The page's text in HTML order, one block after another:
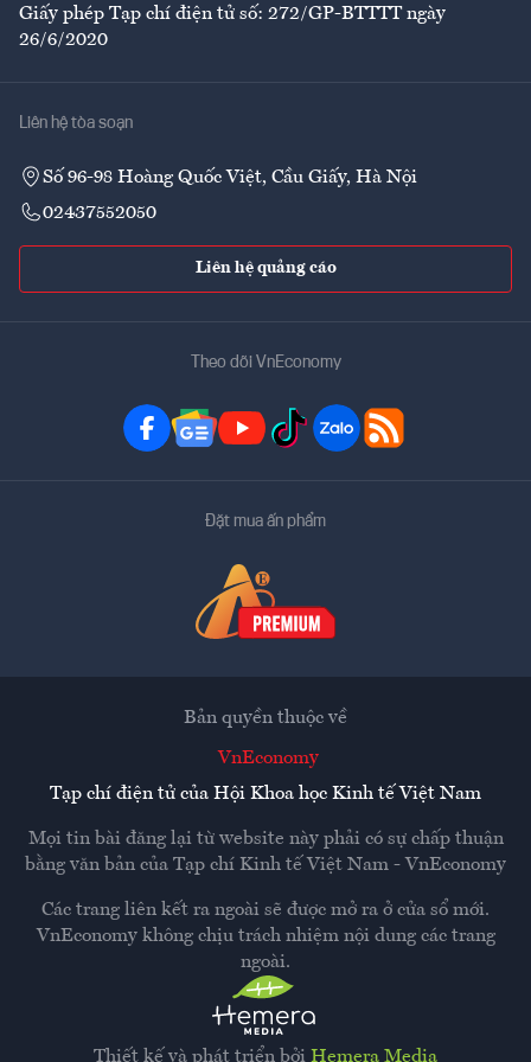
Giấy phép Tạp chí điện tử số: 272/GP-BTTTT ngày
26/6/2020
Liên hệ tòa soạn
Số 96-98 Hoàng Quốc Việt, Cầu Giấy, Hà Nội
02437552050
Liên hệ quảng cáo
Theo dõi VnEconomy
Đặt mua ấn phẩm
Thiết kế và phát triển bởi Hemera Media
Bản quyền thuộc về
VnEconomy
Tạp chí điện tử của Hội Khoa học Kinh tế Việt Nam
Mọi tin bài đăng lại từ website này phải có sự chấp thuận
bằng văn bản của Tạp chí Kinh tế Việt Nam - VnEconomy
Các trang liên kết ra ngoài sẽ được mở ra ở cửa sổ mới.
VnEconomy không chịu trách nhiệm nội dung các trang
ngoài.